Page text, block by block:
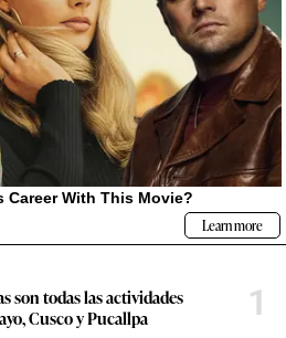
son todas las actividades
Cusco y Pucallpa
1